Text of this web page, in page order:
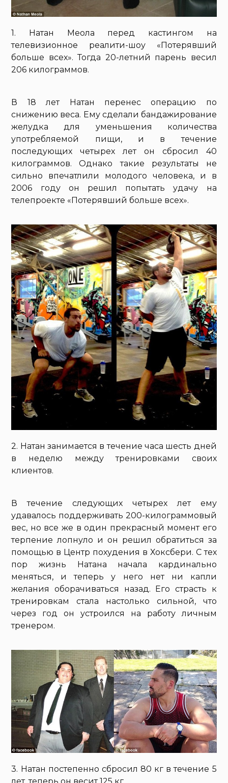
1. Натан Меола перед кастингом на
телевизионное реалити-шоу «Потерявший
больше всех». Тогда 20-летний парень весил
206 килограммов.
В 18 лет Натан перенес операцию по
снижению веса. Ему сделали бандажирование
желудка для уменьшения количества
употребляемой пищи, и в течение
последующих четырех лет он сбросил 40
килограммов. Однако такие результаты не
сильно впечатлили молодого человека, и в
2006 году он решил попытать удачу на
телепроекте «Потерявший больше всех».
2. Натан занимается в течение часа шесть дней
в неделю между тренировками своих
клиентов.
В течение следующих четырех лет ему
удавалось поддерживать 200-килограммовый
вес, но все же в один прекрасный момент его
терпение лопнуло и он решил обратиться за
помощью в Центр похудения в Хоксбери. С тех
пор жизнь Натана начала кардинально
меняться, и теперь у него нет ни капли
желания оборачиваться назад. Его страсть к
тренировкам стала настолько сильной, что
через год он устроился на работу личным
тренером.
3. Натан постепенно сбросил 80 кг в течение 5